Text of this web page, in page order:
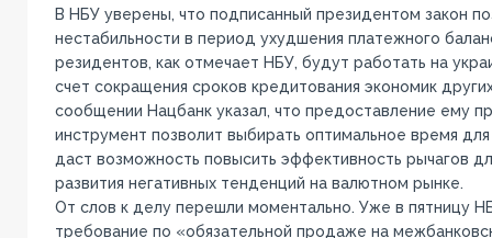
В НБУ уверены, что подписанный президентом закон
нестабильности в период ухудшения платежного
резидентов, как отмечает НБУ, будут работать на
счет сокращения сроков кредитования экономик
сообщении Нацбанк указал, что предоставление ему
инструмент позволит выбирать оптимальное время
даст возможность повысить эффективность рычагов
развития негативных тенденций на валютном рынке.
От слов к делу перешли моментально. Уже в пятницу
требование по «обязательной продаже на